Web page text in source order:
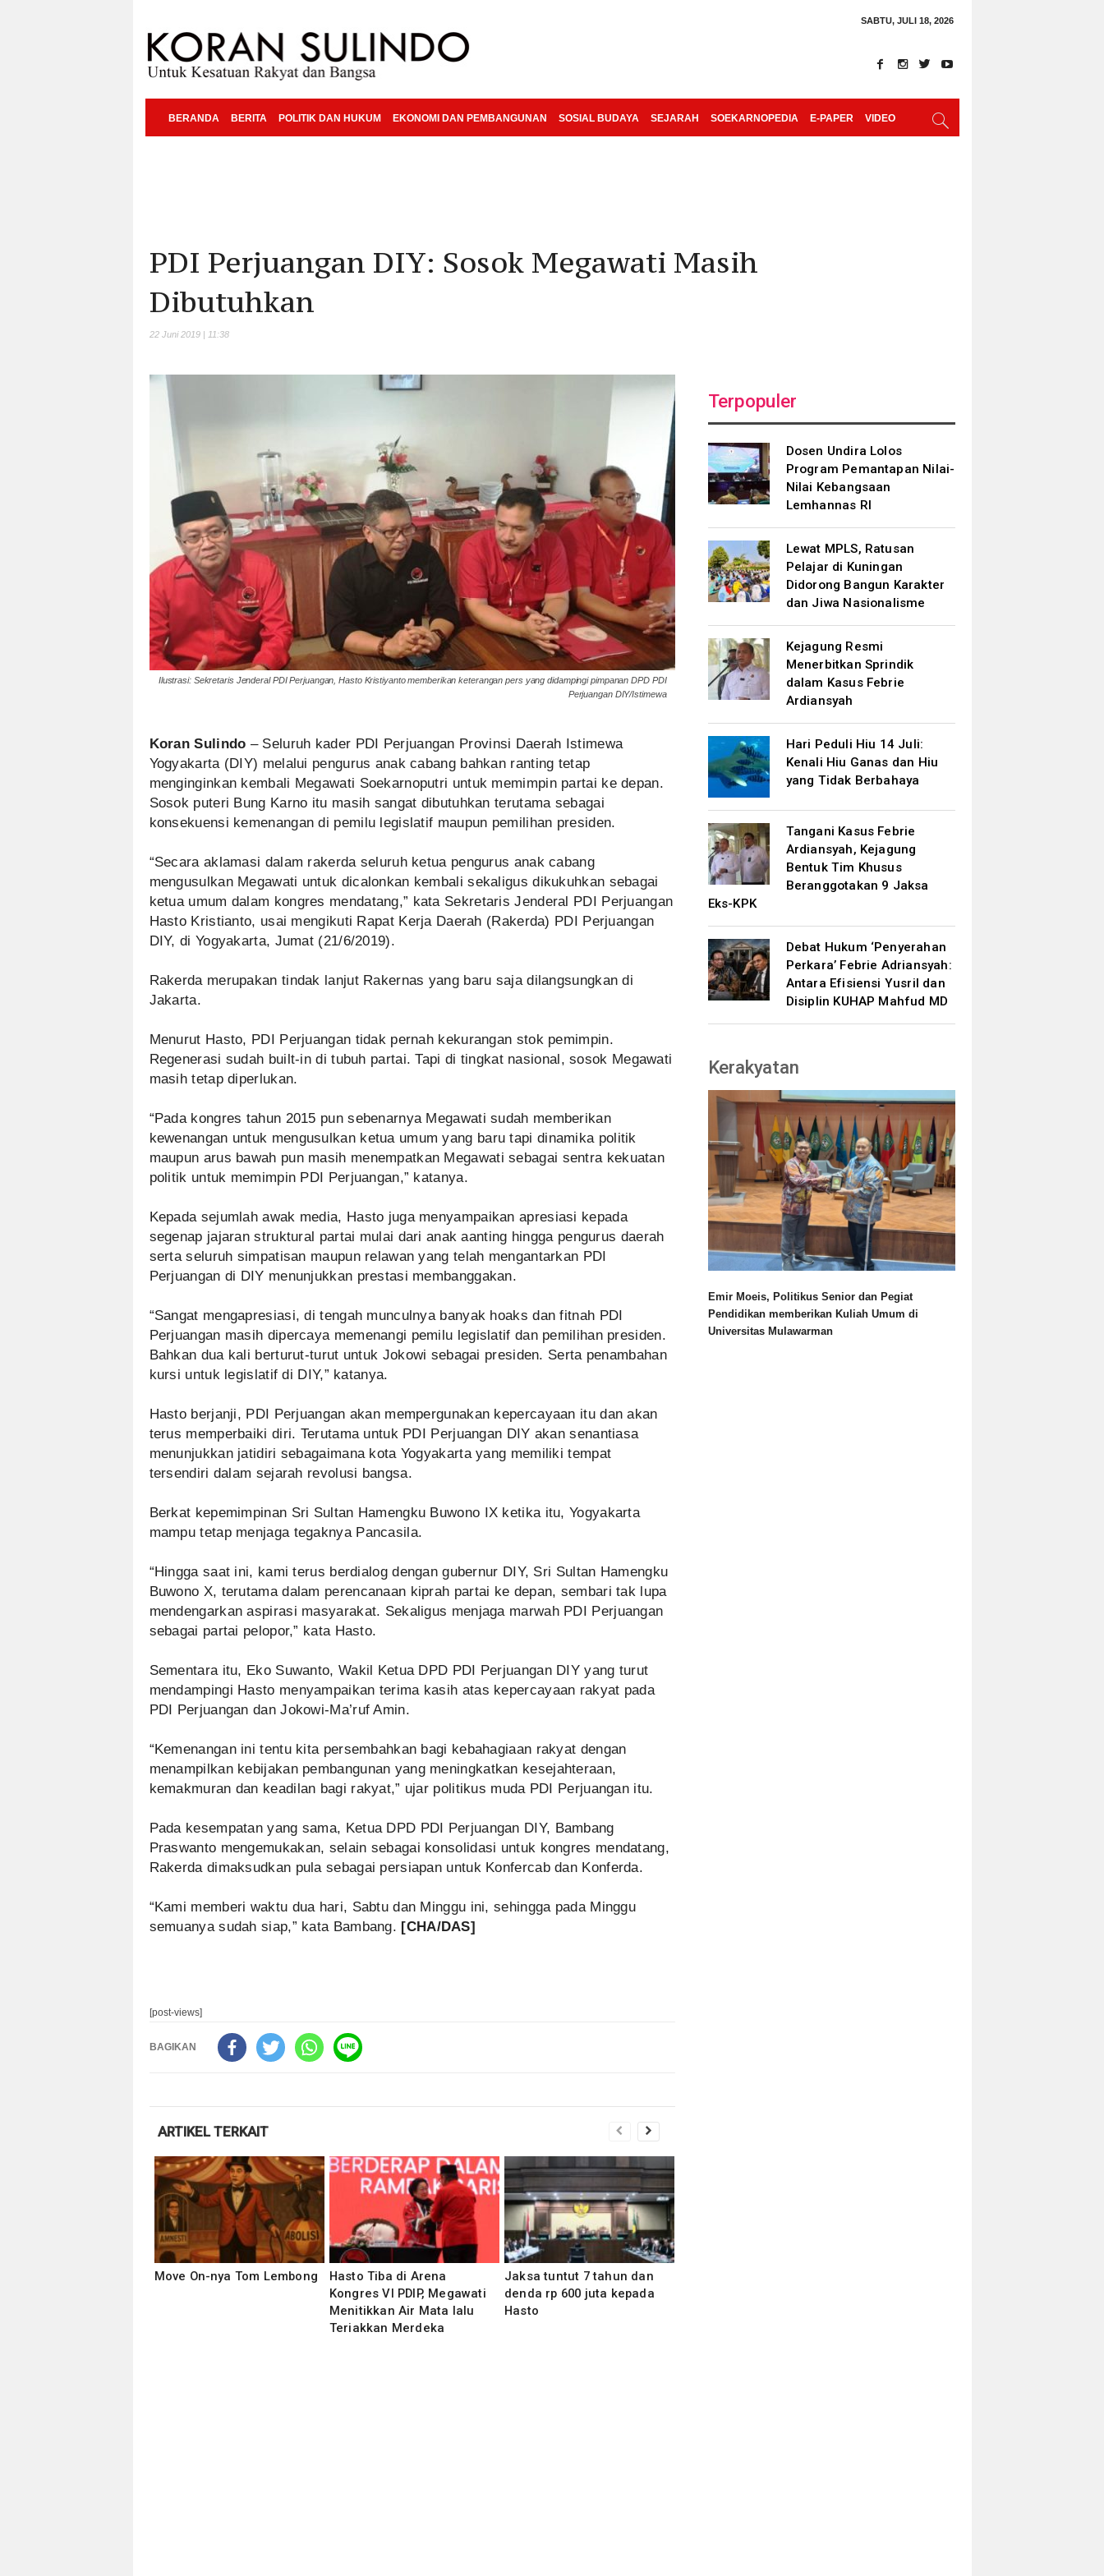
SABTU, JULI 18, 2026
BERANDA BERITA POLITIK DAN HUKUM EKONOMI DAN PEMBANGUNAN SOSIAL BUDAYA SEJARAH SOEKARNOPEDIA E-PAPER VIDEO
PDI Perjuangan DIY: Sosok Megawati Masih
Dibutuhkan
22 Juni 2019 | 11:38
Ilustrasi: Sekretaris Jenderal PDI Perjuangan, Hasto Kristiyanto memberikan keterangan pers yang didampingi pimpanan DPD PDI
Perjuangan DIY/Istimewa
Koran Sulindo – Seluruh kader PDI Perjuangan Provinsi Daerah Istimewa
Yogyakarta (DIY) melalui pengurus anak cabang bahkan ranting tetap
menginginkan kembali Megawati Soekarnoputri untuk memimpin partai ke depan.
Sosok puteri Bung Karno itu masih sangat dibutuhkan terutama sebagai
konsekuensi kemenangan di pemilu legislatif maupun pemilihan presiden.
“Secara aklamasi dalam rakerda seluruh ketua pengurus anak cabang
mengusulkan Megawati untuk dicalonkan kembali sekaligus dikukuhkan sebagai
ketua umum dalam kongres mendatang,” kata Sekretaris Jenderal PDI Perjuangan
Hasto Kristianto, usai mengikuti Rapat Kerja Daerah (Rakerda) PDI Perjuangan
DIY, di Yogyakarta, Jumat (21/6/2019).
Rakerda merupakan tindak lanjut Rakernas yang baru saja dilangsungkan di
Jakarta.
Menurut Hasto, PDI Perjuangan tidak pernah kekurangan stok pemimpin.
Regenerasi sudah built-in di tubuh partai. Tapi di tingkat nasional, sosok Megawati
masih tetap diperlukan.
“Pada kongres tahun 2015 pun sebenarnya Megawati sudah memberikan
kewenangan untuk mengusulkan ketua umum yang baru tapi dinamika politik
maupun arus bawah pun masih menempatkan Megawati sebagai sentra kekuatan
politik untuk memimpin PDI Perjuangan,” katanya.
Kepada sejumlah awak media, Hasto juga menyampaikan apresiasi kepada
segenap jajaran struktural partai mulai dari anak aanting hingga pengurus daerah
serta seluruh simpatisan maupun relawan yang telah mengantarkan PDI
Perjuangan di DIY menunjukkan prestasi membanggakan.
“Sangat mengapresiasi, di tengah munculnya banyak hoaks dan fitnah PDI
Perjuangan masih dipercaya memenangi pemilu legislatif dan pemilihan presiden.
Bahkan dua kali berturut-turut untuk Jokowi sebagai presiden. Serta penambahan
kursi untuk legislatif di DIY,” katanya.
Hasto berjanji, PDI Perjuangan akan mempergunakan kepercayaan itu dan akan
terus memperbaiki diri. Terutama untuk PDI Perjuangan DIY akan senantiasa
menunjukkan jatidiri sebagaimana kota Yogyakarta yang memiliki tempat
tersendiri dalam sejarah revolusi bangsa.
Berkat kepemimpinan Sri Sultan Hamengku Buwono IX ketika itu, Yogyakarta
mampu tetap menjaga tegaknya Pancasila.
“Hingga saat ini, kami terus berdialog dengan gubernur DIY, Sri Sultan Hamengku
Buwono X, terutama dalam perencanaan kiprah partai ke depan, sembari tak lupa
mendengarkan aspirasi masyarakat. Sekaligus menjaga marwah PDI Perjuangan
sebagai partai pelopor,” kata Hasto.
Sementara itu, Eko Suwanto, Wakil Ketua DPD PDI Perjuangan DIY yang turut
mendampingi Hasto menyampaikan terima kasih atas kepercayaan rakyat pada
PDI Perjuangan dan Jokowi-Ma’ruf Amin.
“Kemenangan ini tentu kita persembahkan bagi kebahagiaan rakyat dengan
menampilkan kebijakan pembangunan yang meningkatkan kesejahteraan,
kemakmuran dan keadilan bagi rakyat,” ujar politikus muda PDI Perjuangan itu.
Pada kesempatan yang sama, Ketua DPD PDI Perjuangan DIY, Bambang
Praswanto mengemukakan, selain sebagai konsolidasi untuk kongres mendatang,
Rakerda dimaksudkan pula sebagai persiapan untuk Konfercab dan Konferda.
“Kami memberi waktu dua hari, Sabtu dan Minggu ini, sehingga pada Minggu
semuanya sudah siap,” kata Bambang. [CHA/DAS]
[post-views]
BAGIKAN
ARTIKEL TERKAIT
Move On-nya Tom Lembong
Hasto Tiba di Arena
Kongres VI PDIP, Megawati
Menitikkan Air Mata lalu
Teriakkan Merdeka
‎Jaksa tuntut 7 tahun dan
denda rp 600 juta kepada
Hasto
Terpopuler
Dosen Undira Lolos
Program Pemantapan Nilai-
Nilai Kebangsaan
Lemhannas RI
Lewat MPLS, Ratusan
Pelajar di Kuningan
Didorong Bangun Karakter
dan Jiwa Nasionalisme
Kejagung Resmi
Menerbitkan Sprindik
dalam Kasus Febrie
Ardiansyah
Hari Peduli Hiu 14 Juli:
Kenali Hiu Ganas dan Hiu
yang Tidak Berbahaya
Tangani Kasus Febrie
Ardiansyah, Kejagung
Bentuk Tim Khusus
Beranggotakan 9 Jaksa
Eks-KPK
Debat Hukum ‘Penyerahan
Perkara’ Febrie Adriansyah:
Antara Efisiensi Yusril dan
Disiplin KUHAP Mahfud MD
Kerakyatan
Emir Moeis, Politikus Senior dan Pegiat
Pendidikan memberikan Kuliah Umum di
Universitas Mulawarman